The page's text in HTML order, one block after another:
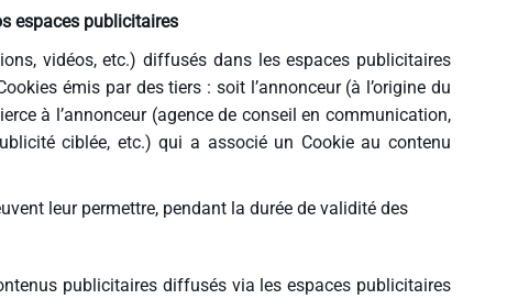
espaces publicitaires
vidéos, etc.) diffusés dans les espaces publicitaires
émis par des tiers : soit l’annonceur (à l’origine du
à l’annonceur (agence de conseil en communication,
ciblée, etc.) qui a associé un Cookie au contenu
leur permettre, pendant la durée de validité des
publicitaires diffusés via les espaces publicitaires